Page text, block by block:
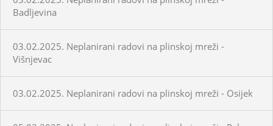
Badljevina
03.02.2025. Neplanirani radovi na plinskoj mreži -
Višnjevac
03.02.2025. Neplanirani radovi na plinskoj mreži - Osijek